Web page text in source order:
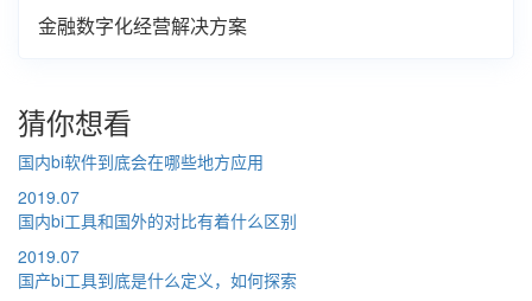
金融数字化经营解决方案
猜你想看
国内bi软件到底会在哪些地方应用
2019.07
国内bi工具和国外的对比有着什么区别
2019.07
国产bi工具到底是什么定义，如何探索